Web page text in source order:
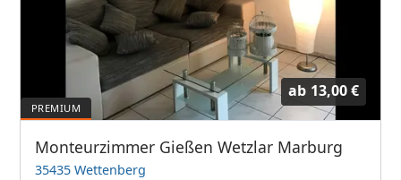
ab 13,00 €
Monteurzimmer Gießen Wetzlar Marburg
35435 Wettenberg